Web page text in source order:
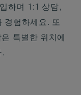
하며 1:1 상담,
경험하세요. 또
특별한 위치에
.